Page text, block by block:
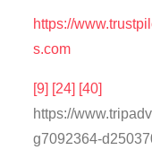
https://
s.com
[9] [24] [40]
https://
g7092364-